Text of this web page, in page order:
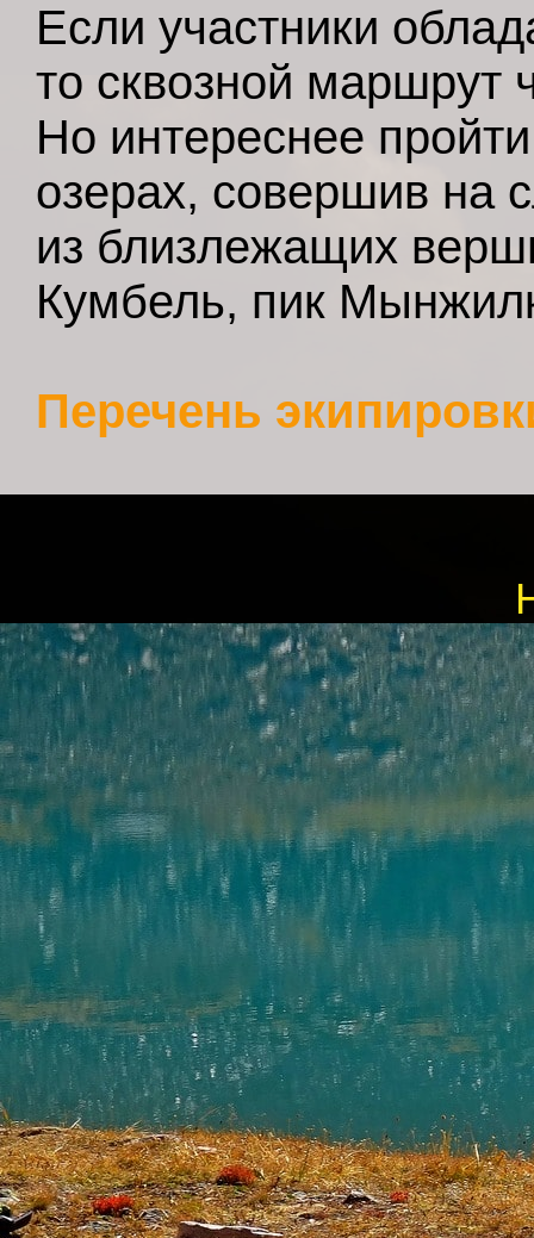
Если участники
то сквозной маршрут
Но интереснее
озерах, совершив на
из близлежащих
Кумбель, пик
Перечень